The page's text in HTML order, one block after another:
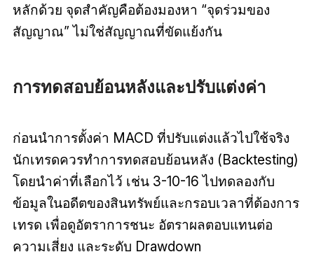
หลักด้วย จุดสำคัญคือต้องมองหา “จุดร่วมของ
สัญญาณ” ไม่ใช่สัญญาณที่ขัดแย้งกัน
การทดสอบย้อนหลังและปรับแต่งค่า
ก่อนนำการตั้งค่า MACD ที่ปรับแต่งแล้วไปใช้จริง
นักเทรดควรทำการทดสอบย้อนหลัง (Backtesting)
โดยนำค่าที่เลือกไว้ เช่น 3-10-16 ไปทดลองกับ
ข้อมูลในอดีตของสินทรัพย์และกรอบเวลาที่ต้องการ
เทรด เพื่อดูอัตราการชนะ อัตราผลตอบแทนต่อ
ความเสี่ยง และระดับ Drawdown